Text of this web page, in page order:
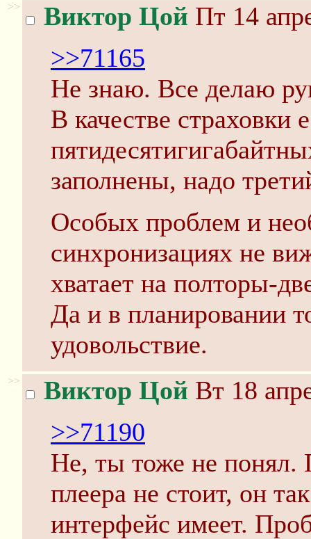
>> Виктор Цой Пт 14
>>71165
Не знаю. Все делаю
В качестве страховки
заполнены, надо
Особых проблем и
синхронизациях не
хватает на полторы-
Да и в планировании
удовольствие.
>> Виктор Цой Вт 18
>>71190
Не, ты тоже не понял.
плеера не стоит, он
интерфейс имеет.